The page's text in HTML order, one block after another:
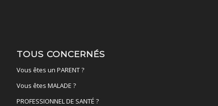
TOUS CONCERNÉS
Vous êtes un PARENT ?
Vous êtes MALADE ?
PROFESSIONNEL DE SANTÉ ?